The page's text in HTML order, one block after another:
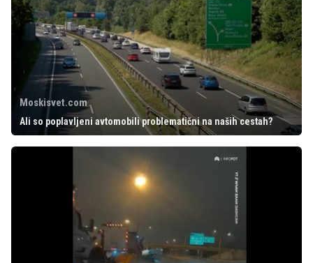
Moskisvet.com
Ali so poplavljeni avtomobili problematični na naših cestah?